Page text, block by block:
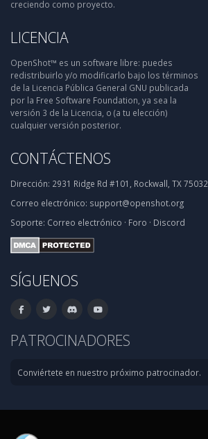
creciendo como proyecto.
LICENCIA
OpenShot™ es un software libre: puedes
redistribuirlo y/o modificarlo bajo los términos
de la Licencia Pública General GNU publicada
por la Free Software Foundation, ya sea la
versión 3 de la Licencia, o (a tu elección)
cualquier versión posterior.
CONTÁCTENOS
Dirección: 2931 Ridge Rd #101, Rockwall, TX
Correo electrónico: support@openshot.org
Soporte: Correo electrónico · Foro · Discord
SÍGUENOS
PATROCINADORES
Conviértete en nuestro próximo patrocinador.